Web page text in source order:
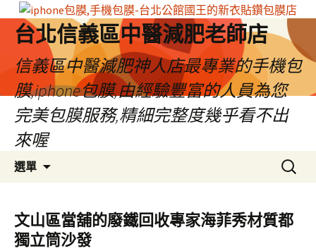
台北信義區中醫減肥老師店
信義區中醫減肥神人店最專業的手機包
膜,iphone包膜,由經驗豐富的人員為您
完美包膜服務,精細完整度幾乎看不出
來喔
選單
容
區
搜
尋
鍵
字:
文山區當舖的廢鐵回收專家海菲秀材質都
獨立筒沙發